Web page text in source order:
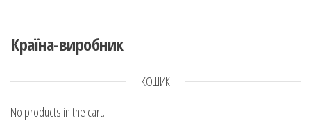
Країна-виробник
КОШИК
No products in the cart.